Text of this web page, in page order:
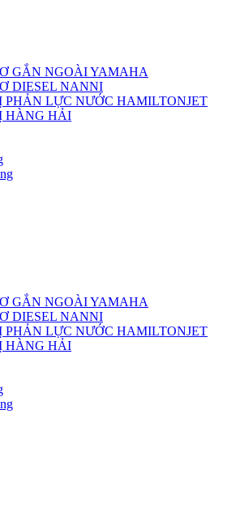
GẮN NGOÀI YAMAHA
DIESEL NANNI
PHẢN LỰC NƯỚC HAMILTONJET
HÀNG HẢI
GẮN NGOÀI YAMAHA
DIESEL NANNI
PHẢN LỰC NƯỚC HAMILTONJET
HÀNG HẢI